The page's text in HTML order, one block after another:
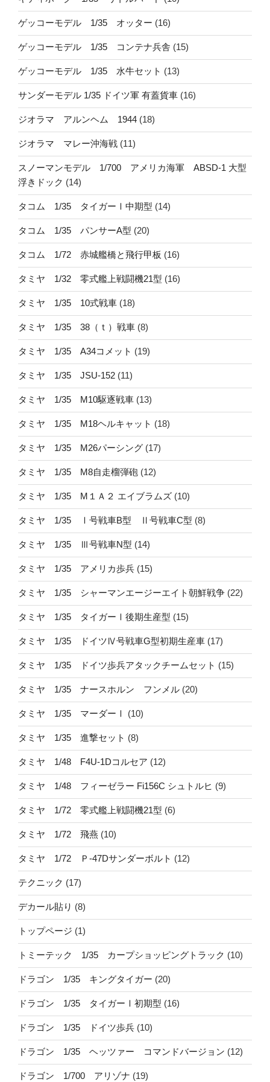
ゲッコーモデル 1/35 オッター (16)
ゲッコーモデル 1/35 コンテナ兵舎 (15)
ゲッコーモデル 1/35 水牛セット (13)
サンダーモデル 1/35 ドイツ軍 有蓋貨車 (16)
ジオラマ アルンヘム 1944 (18)
ジオラマ マレー沖海戦 (11)
スノーマンモデル 1/700 アメリカ海軍 ABSD-1 大型
浮きドック (14)
タコム 1/35 タイガーⅠ中期型 (14)
タコム 1/35 パンサーA型 (20)
タコム 1/72 赤城艦橋と飛行甲板 (16)
タミヤ 1/32 零式艦上戦闘機21型 (16)
タミヤ 1/35 10式戦車 (18)
タミヤ 1/35 38（ｔ）戦車 (8)
タミヤ 1/35 A34コメット (19)
タミヤ 1/35 JSU-152 (11)
タミヤ 1/35 M10駆逐戦車 (13)
タミヤ 1/35 M18ヘルキャット (18)
タミヤ 1/35 M26パーシング (17)
タミヤ 1/35 M8自走榴弾砲 (12)
タミヤ 1/35 M１Ａ２ エイブラムズ (10)
タミヤ 1/35 Ⅰ号戦車B型 Ⅱ号戦車C型 (8)
タミヤ 1/35 Ⅲ号戦車N型 (14)
タミヤ 1/35 アメリカ歩兵 (15)
タミヤ 1/35 シャーマンエージーエイト朝鮮戦争 (22)
タミヤ 1/35 タイガーⅠ後期生産型 (15)
タミヤ 1/35 ドイツⅣ号戦車G型初期生産車 (17)
タミヤ 1/35 ドイツ歩兵アタックチームセット (15)
タミヤ 1/35 ナースホルン フンメル (20)
タミヤ 1/35 マーダーⅠ (10)
タミヤ 1/35 進撃セット (8)
タミヤ 1/48 F4U-1Dコルセア (12)
タミヤ 1/48 フィーゼラー Fi156C シュトルヒ (9)
タミヤ 1/72 零式艦上戦闘機21型 (6)
タミヤ 1/72 飛燕 (10)
タミヤ 1/72 Ｐ-47Dサンダーボルト (12)
テクニック (17)
デカール貼り (8)
トップページ (1)
トミーテック 1/35 カープショッピングトラック (10)
ドラゴン 1/35 キングタイガー (20)
ドラゴン 1/35 タイガーⅠ初期型 (16)
ドラゴン 1/35 ドイツ歩兵 (10)
ドラゴン 1/35 ヘッツァー コマンドバージョン (12)
ドラゴン 1/700 アリゾナ (19)